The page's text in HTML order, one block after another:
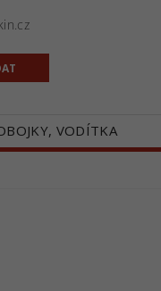
VODÍTKA